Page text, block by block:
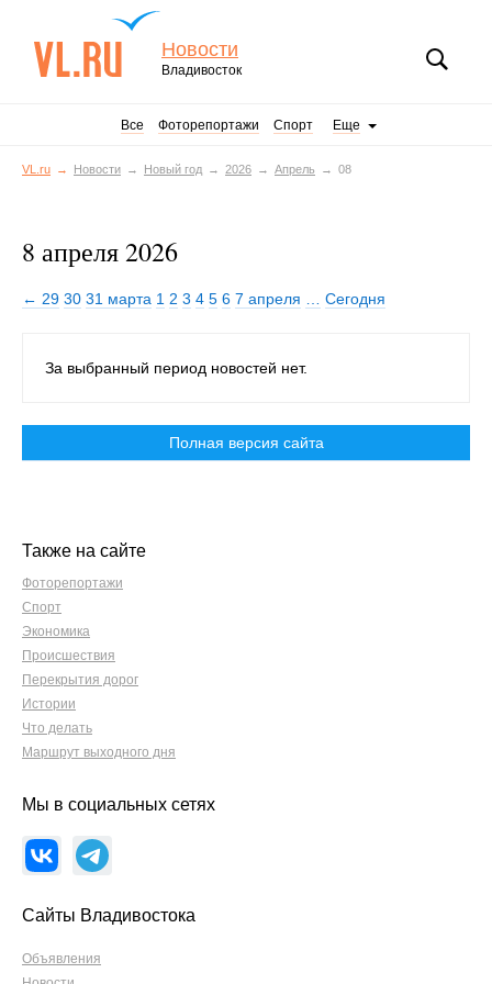
Новости
Владивосток
Все Фоторепортажи Спорт Еще
VL.ru Новости Новый год 2026 Апрель 08
8 апреля 2026
← 29 30 31 марта 1 2 3 4 5 6 7 апреля Сегодня
За выбранный период новостей нет.
Полная версия сайта
Также на сайте
Фоторепортажи
Спорт
Экономика
Происшествия
Перекрытия дорог
Истории
Что делать
Маршрут выходного дня
Мы в социальных сетях
Сайты Владивостока
Объявления